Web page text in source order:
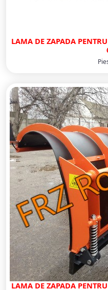
LAMA DE ZAPADA
LAMA DE ZAPADA